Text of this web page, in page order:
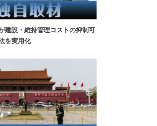
建設・維持管理コストの抑制可
を実用化